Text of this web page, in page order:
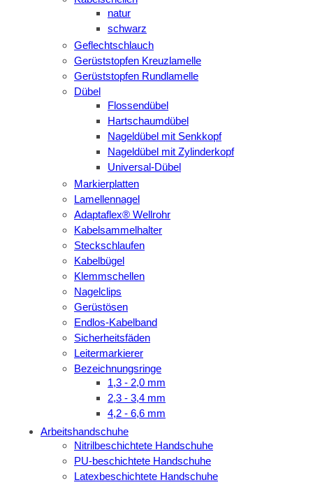
natur
schwarz
Geflechtschlauch
Gerüststopfen Kreuzlamelle
Gerüststopfen Rundlamelle
Dübel
Flossendübel
Hartschaumdübel
Nageldübel mit Senkkopf
Nageldübel mit Zylinderkopf
Universal-Dübel
Markierplatten
Lamellennagel
Adaptaflex® Wellrohr
Kabelsammelhalter
Steckschlaufen
Kabelbügel
Klemmschellen
Nagelclips
Gerüstösen
Endlos-Kabelband
Sicherheitsfäden
Leitermarkierer
Bezeichnungsringe
1,3 - 2,0 mm
2,3 - 3,4 mm
4,2 - 6,6 mm
Arbeitshandschuhe
Nitrilbeschichtete Handschuhe
PU-beschichtete Handschuhe
Latexbeschichtete Handschuhe